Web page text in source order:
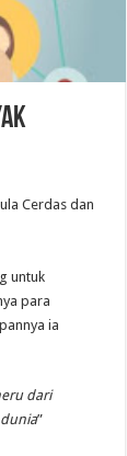
untuk
para
ia
dari
”